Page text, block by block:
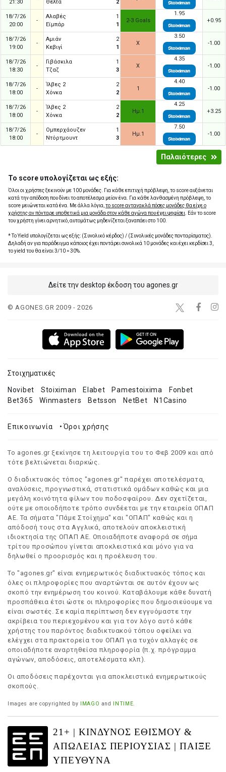
21:30
Θέλτα
2
18/7/26
20:00
-
Αλαβές
1
Εϊμπάρ
1
2-3 Goals
1.95
+0.95
18/7/26
19:00
-
Αμιάν
2
Κεβιγί
1
X
3.50
-1.00
18/7/26
18:30
-
Γιβάσκιλα
1
Τζαζ
3
X
4.35
-1.00
18/7/26
18:00
-
Ίλβες 2
2
Χόνκα
2
1
4.40
-1.00
18/7/26
18:00
-
Ίλβες 2
2
Χόνκα
2
Ημ.1
4.25
+3.25
18/7/26
18:00
-
Ομπερχάουζεν
1
Ντόρτμουντ
3
Ημ.1
7.50
-1.00
Παλαιότερες
Το score υπολογίζεται ως εξής:
Όλοι οι χρήστες ξεκινούν με 100 μονάδες. Για κάθε επιτυχή πρόβλεψη, το score αυξάνεται
κατά την απόδοση που δίνει το αποτέλεσμα μείον ένα. Για κάθε λανθασμένη πρόβλεψη, το
score μειώνεται κατά ένα. Με άλλα λόγια, το score αντανακλά πόσες μονάδες θα είχε ο
χρήστης αν πόνταρε υποθετικά μια μονάδα στον κάθε αγώνα που έχει ψηφίσει . Εάν το score
του χρήστη γίνει αρνητικό, αυτομάτως μηδενίζεται ξαναπάει στο 100.
* Το Yield υπολογίζεται ως εξής: (Συνολικό κέρδος) / (Συνολικές μονάδες πονταρίσματος).
Δηλαδή αν για παράδειγμα κάποιος έχει ποντάρει συνολικά 10 μονάδες και έχει κερδίσει 3,
το yield του θα είναι 3/10 = 30%.
Δείτε την desktop έκδοση του agones.gr
© AGONES.GR 2009 - 2026
Στοιχηματικές
Novibet Stoiximan Elabet Pamestoixima
Fonbet
Bet365
Winmasters Betsson NetBet N1Casino
Επικοινωνία •Όροι χρήσης
Το agones.gr ξεκίνησε τη λειτουργία του το Φεβ 2009 και από
τότε βελτιώνεται διαρκώς.
Ο διαδικτυακός τόπος "agones.gr" παρέχει αποτελέσματα,
αναλύσεις, προγνωστικά, στατιστικά ομάδων καθώς και μια
μεγάλη κοινότητα φίλων του ποδοσφαίρου. Δεν σχετίζεται,
ούτε με οποιοδήποτε τρόπο συνδέεται με την εταιρεία ΟΠΑΠ
ΑΕ. Τα σήματα "Πάμε Στοίχημα" και "ΟΠΑΠ" καθώς και η
απόδοσή τους στα Αγγλικά, αποτελούν αποκλειστική
ιδιοκτησία της ΟΠΑΠ ΑΕ. Οποιαδήποτε αναφορά σε σήμα
τρίτου προσώπου γίνεται αποκλειστικά και μόνο για να
δηλωθεί ο προορισμός και η προέλευση του.
Το "agones.gr" είναι ενημερωτικός διαδικτυακός τόπος και
όλες οι πληροφορίες που αναρτώνται σε αυτόν έχουν ως
σκοπό την ενημέρωση του κοινού. Καταβάλουμε κάθε δυνατή
προσπάθεια έτσι ώστε οι πληροφορίες που δημοσιεύουμε να
είναι σωστές. Σε καμία περίπτωση δεν εγγυόμαστε την
ακρίβεια του περιεχομένου και για τον λόγο αυτό κάθε
χρήστης του παρόντος διαδικτυακού τόπου οφείλει να
ελέγχει στα πρακτορεία του ΟΠΑΠ για τυχόν αλλαγές σε
οποιαδήποτε αναρτηθείσα πληροφορία (π.χ. πρόγραμμα
αγώνων, αποδόσεις, αποτελέσματα κλπ).
Οι αποδόσεις παρέχονται για αποκλειστικά ενημερωτικούς
σκοπούς.
Images are copyrighted by IMAGO and INTIME.
21+ | ΚΙΝΔΥΝΟΣ ΕΘΙΣΜΟΥ &
ΑΠΩΛΕΙΑΣ ΠΕΡΙΟΥΣΙΑΣ | ΠΑΙΞΕ
ΥΠΕΥΘΥΝΑ